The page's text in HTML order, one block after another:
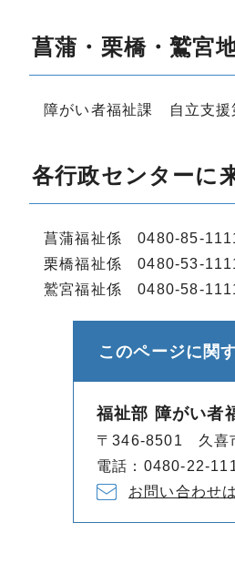
菖蒲・栗橋・鷲宮
障がい者福祉課 自立支
各行政センターに
菖蒲福祉係 0480-85-
栗橋福祉係 0480-53-
鷲宮福祉係 0480-58-
このページに関
福祉部 障がい者
〒346-8501 久喜
電話：0480-22-
お問い合わせ